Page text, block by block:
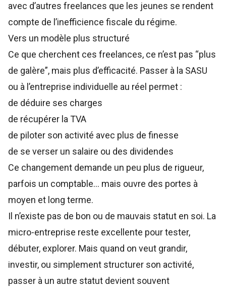
avec d’autres freelances que les jeunes se rendent
compte de l’inefficience fiscale du régime.
Vers un modèle plus structuré
Ce que cherchent ces freelances, ce n’est pas “plus
de galère”, mais plus d’efficacité. Passer à la SASU
ou à l’entreprise individuelle au réel permet :
de déduire ses charges
de récupérer la TVA
de piloter son activité avec plus de finesse
de se verser un salaire ou des dividendes
Ce changement demande un peu plus de rigueur,
parfois un comptable… mais ouvre des portes à
moyen et long terme.
Il n’existe pas de bon ou de mauvais statut en soi. La
micro-entreprise reste excellente pour tester,
débuter, explorer. Mais quand on veut grandir,
investir, ou simplement structurer son activité,
passer à un autre statut devient souvent